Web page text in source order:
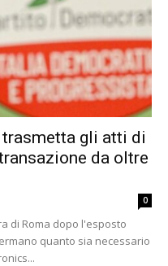
trasmetta gli atti di
da oltre
0
di Roma dopo l'esposto
quanto sia necessario